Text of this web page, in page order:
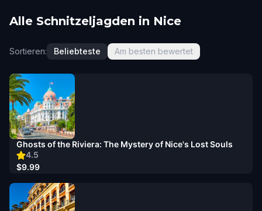
Alle Schnitzeljagden in Nice
Sortieren: Beliebteste Am besten bewertet
4.5
Ghosts of the Riviera: The Mystery of Nice's Lost Souls
$9.99